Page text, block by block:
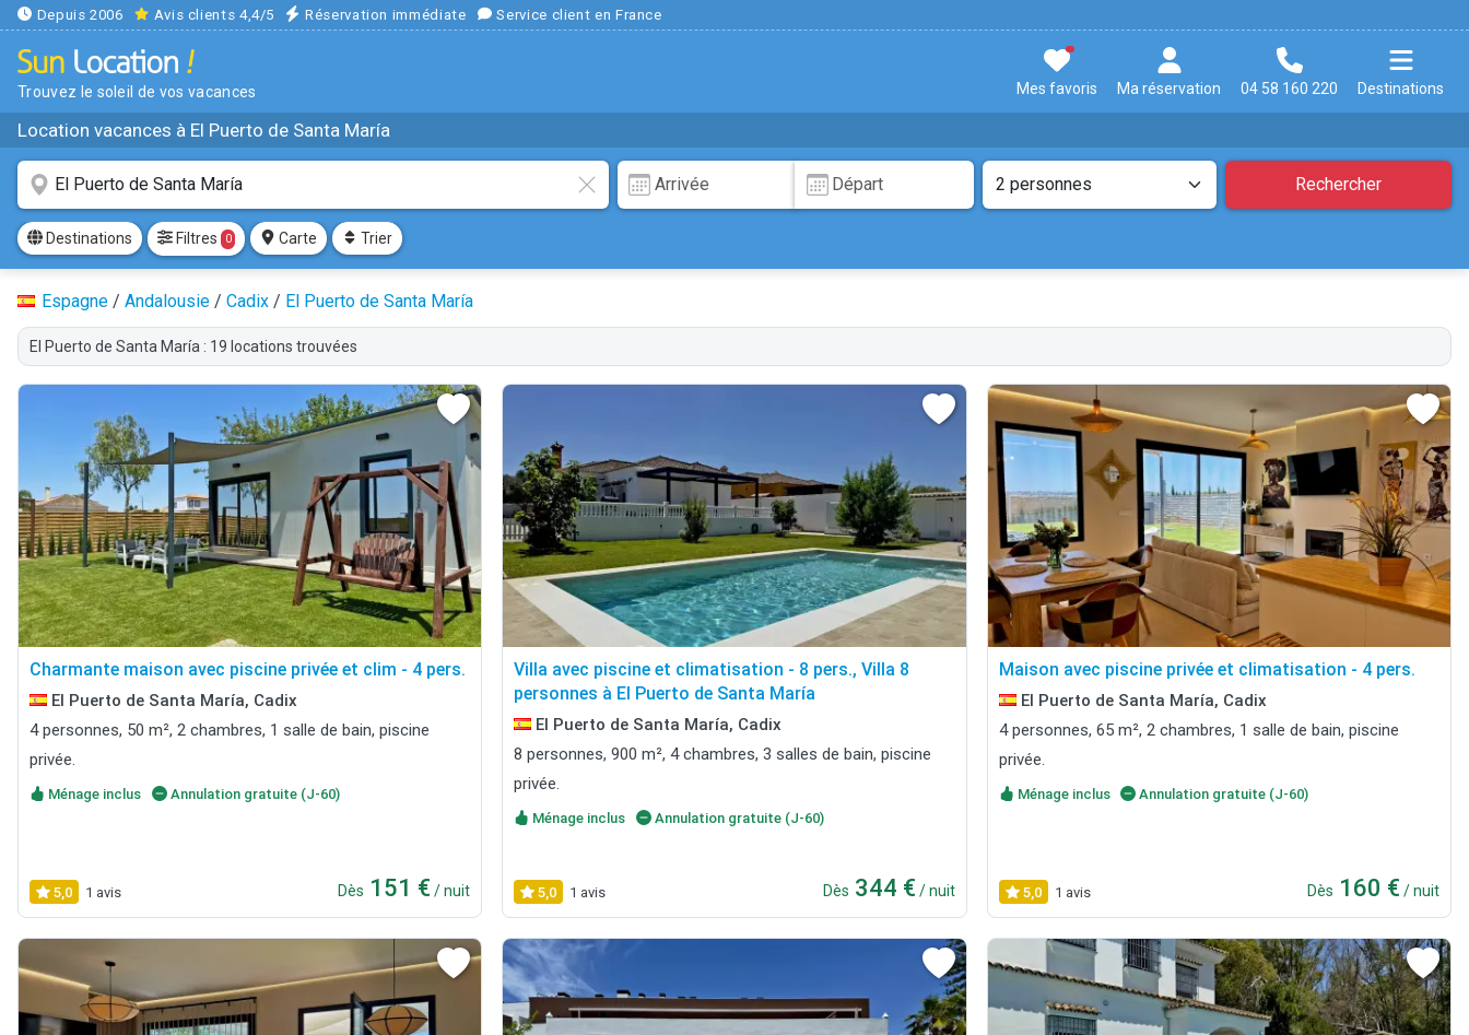
Depuis 2006 Avis clients 4,4/5 Réservation immédiate Service client en France
Trouvez le soleil de vos vacances Mes favoris Ma réservation 04 58 160 220 Destinations
Location vacances à El Puerto de Santa María
Rechercher
Destinations Filtres 0 Carte Trier
Espagne / Andalousie / Cadix / El Puerto de Santa María
El Puerto de Santa María : 19 locations trouvées
Charmante maison avec piscine privée et clim - 4 pers.
El Puerto de Santa María, Cadix
4 personnes, 50 m², 2 chambres, 1 salle de bain, piscine
privée.
Ménage inclus Annulation gratuite (J-60)
5,0 1 avis Dès 151 € / nuit
Villa avec piscine et climatisation - 8 pers., Villa 8
personnes à El Puerto de Santa María
El Puerto de Santa María, Cadix
8 personnes, 900 m², 4 chambres, 3 salles de bain, piscine
privée.
Ménage inclus Annulation gratuite (J-60)
5,0 1 avis Dès 344 € / nuit
Maison avec piscine privée et climatisation - 4 pers.
El Puerto de Santa María, Cadix
4 personnes, 65 m², 2 chambres, 1 salle de bain, piscine
privée.
Ménage inclus Annulation gratuite (J-60)
5,0 1 avis Dès 160 € / nuit